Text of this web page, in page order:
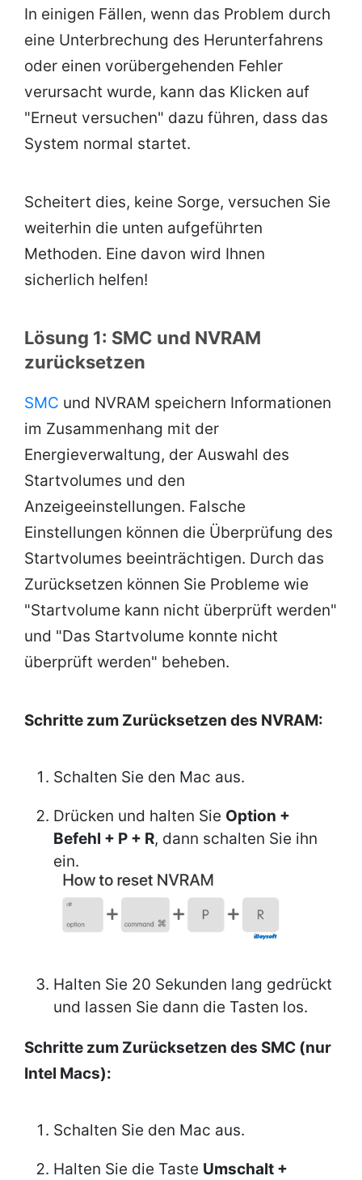
In einigen Fällen, wenn das Problem durch
eine Unterbrechung des Herunterfahrens
oder einen vorübergehenden Fehler
verursacht wurde, kann das Klicken auf
"Erneut versuchen" dazu führen, dass das
System normal startet.
Scheitert dies, keine Sorge, versuchen Sie
weiterhin die unten aufgeführten
Methoden. Eine davon wird Ihnen
sicherlich helfen!
Lösung 1: SMC und NVRAM
zurücksetzen
SMC und NVRAM speichern Informationen
im Zusammenhang mit der
Energieverwaltung, der Auswahl des
Startvolumes und den
Anzeigeeinstellungen. Falsche
Einstellungen können die Überprüfung des
Startvolumes beeinträchtigen. Durch das
Zurücksetzen können Sie Probleme wie
"Startvolume kann nicht überprüft werden"
und "Das Startvolume konnte nicht
überprüft werden" beheben.
Schritte zum Zurücksetzen des NVRAM:
Schalten Sie den Mac aus.
Drücken und halten Sie Option +
Befehl + P + R, dann schalten Sie ihn
ein.
Halten Sie 20 Sekunden lang gedrückt
und lassen Sie dann die Tasten los.
Schritte zum Zurücksetzen des SMC (nur
Intel Macs):
Schalten Sie den Mac aus.
Halten Sie die Taste Umschalt +